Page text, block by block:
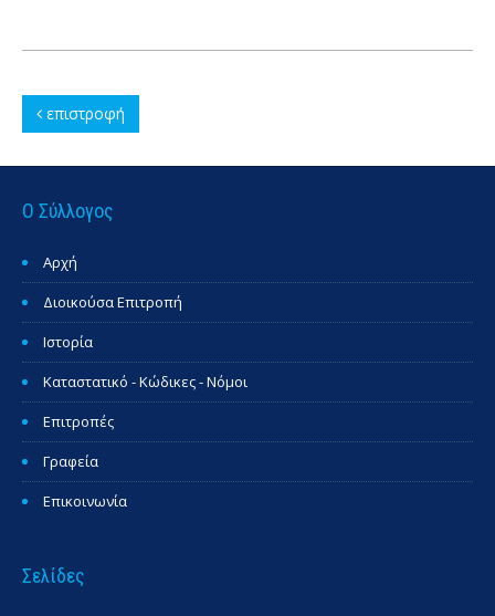
επιστροφή
Ο Σύλλογος
Αρχή
Διοικούσα Επιτροπή
Ιστορία
Καταστατικό - Κώδικες - Νόμοι
Επιτροπές
Γραφεία
Επικοινωνία
Σελίδες